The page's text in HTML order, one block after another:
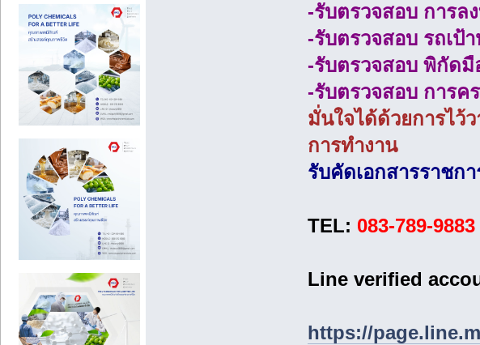
-รับตรวจสอบ การล
-รับตรวจสอบ รถเป้
-รับตรวจสอบ พิกัดมื
-รับตรวจสอบ การค
มั่นใจได้ด้วยการไว้
การทำงาน
รับคัดเอกสารราชก
TEL: 083-789-9883
Line verified
https://